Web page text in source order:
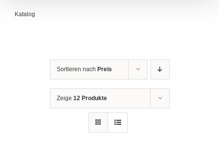
Katalog
Sortieren nach Preis
Zeige 12 Produkte